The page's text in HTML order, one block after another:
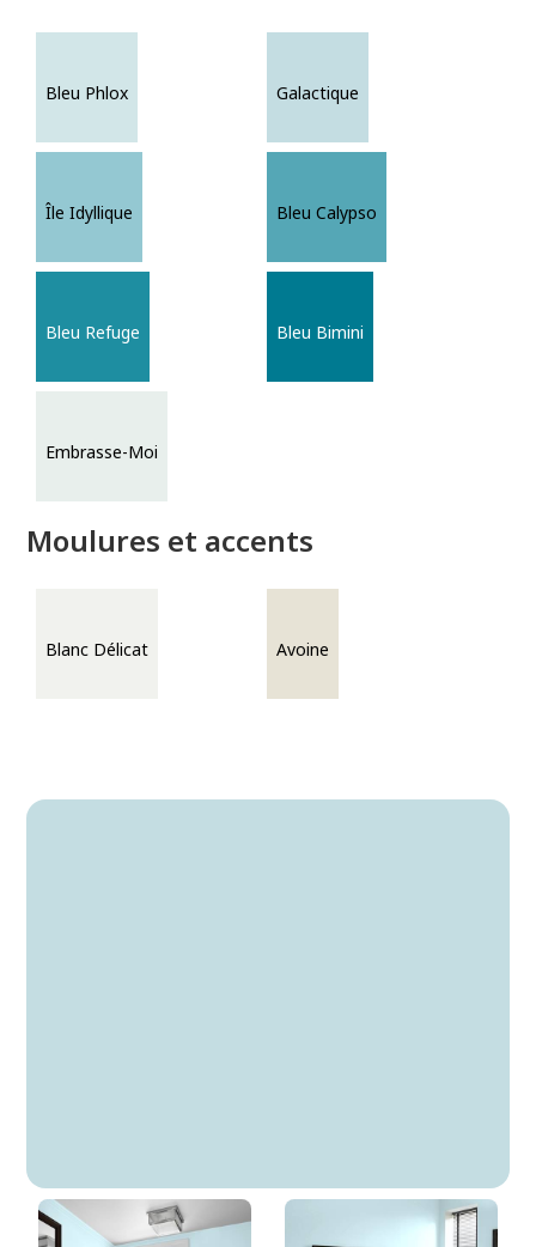
Bleu Phlox Galactique
Île Idyllique Bleu Calypso
Bleu Refuge Bleu Bimini
Embrasse-Moi
Moulures et accents
Blanc Délicat Avoine
Galactique
DLX1235-3